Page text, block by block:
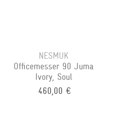
NESMUK
Officemesser 90 Juma
Ivory, Soul
460,00 €